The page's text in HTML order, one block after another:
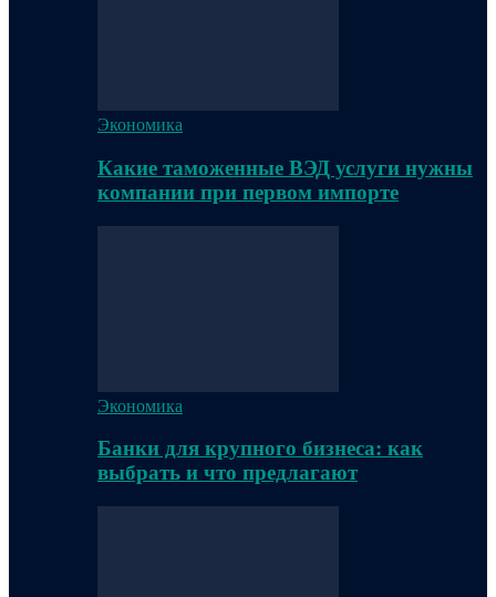
Экономика
Какие таможенные ВЭД услуги нужны
компании при первом импорте
Экономика
Банки для крупного бизнеса: как
выбрать и что предлагают